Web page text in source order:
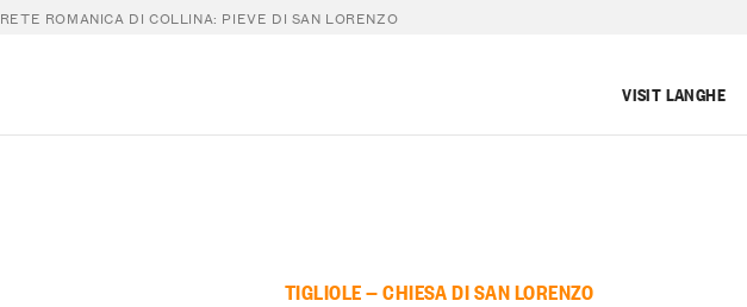
RETE ROMANICA DI COLLINA: PIEVE DI SAN LORENZO
VISIT LANGHE
TIGLIOLE — CHIESA DI SAN LORENZO